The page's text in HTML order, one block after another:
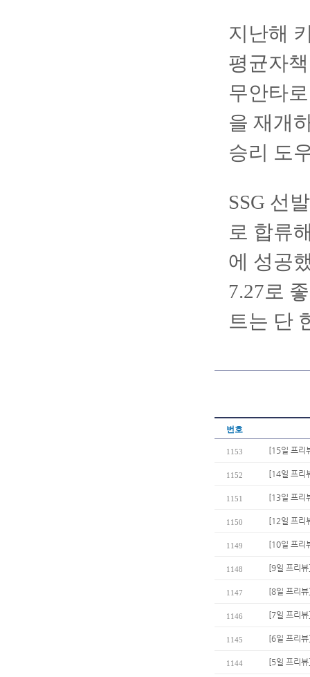
지난해
평균자
무안타
을 재개
승리 도
SSG 선
로 합류
에 성공
7.27로
트는 단
번호
1153 [15일 프리
1152 [14일 프리
1151 [13일 프리
1150 [12일 프리
1149 [10일 프리
1148 [9일 프리
1147 [8일 프리
1146 [7일 프리
1145 [6일 프리
1144 [5일 프리